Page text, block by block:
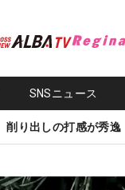
SNSニュース
削り出しの打感が秀